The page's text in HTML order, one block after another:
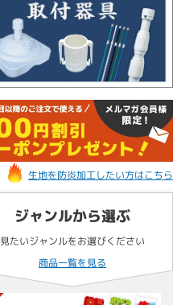
生地を防炎加工したい方はこちら
ジャンルから選ぶ
見たいジャンルをお選びください
商品一覧を見る